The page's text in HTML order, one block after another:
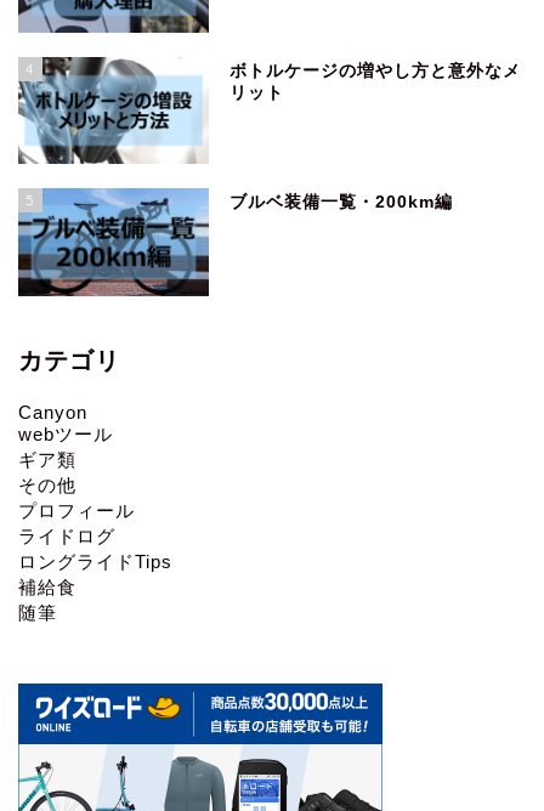
4
ボトルケージの増やし方と意外なメ
リット
5 ブルベ装備一覧・200km編
カテゴリ
Canyon
webツール
ギア類
その他
プロフィール
ライドログ
ロングライドTips
補給食
随筆